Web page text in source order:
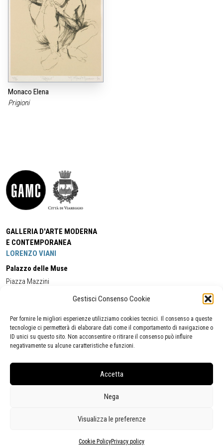
Gestisci Consenso Cookie
Per fornire le migliori esperienze utilizziamo cookies tecnici. Il consenso a queste
tecnologie ci permetterà di elaborare dati come il comportamento di navigazione o
ID unici su questo sito. Non acconsentire o ritirare il consenso può influire
negativamente su alcune caratteristiche e funzioni.
Accetta
Nega
Visualizza le preferenze
Cookie PolicyPrivacy policy
Monaco Elena
Prigioni
GALLERIA D'ARTE MODERNA
E CONTEMPORANEA
LORENZO VIANI
Palazzo delle Muse
Piazza Mazzini
Cell:+39 338 5714978 (orario apertura Galleria)
Tel:
+39 0584 944580
(orario 09.00/13.00)
Email:gamc@comune.viareggio.lu.it
Segnalazione di inaccessibilità